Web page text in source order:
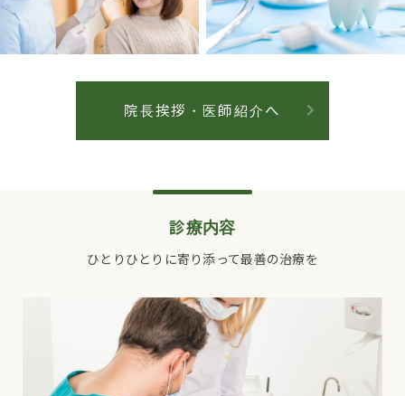
院長挨拶・医師紹介へ
診療内容
ひとりひとりに寄り添って最善の治療を